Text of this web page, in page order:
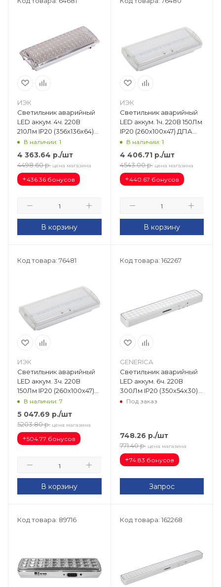
ИЭК
Светильник аварийный
LED аккум. 4ч. 220В
210Лм IP20 (356х136х64)
ДПА 2104 не пост.
LDPA0-2104-60-K01
В наличии: 1
4 363.64 р./шт
4498.60 р. цена магазина
+436.36 бонусов
В корзину
ИЭК
Светильник аварийный
LED аккум. 1ч. 220В 150Лм
IP20 (260х100х47) ДПА
5030-1 пост. LDPA0-5030-
В наличии: 1
4 406.71р./шт
4543.00 р. цена магазина
+440.67 бонусов
В корзину
Код товара: 76481
ИЭК
Светильник аварийный
LED аккум. 3ч. 220В
150Лм IP20 (260х100х47)
ДПА 5030-3 пост. LDPA0-
В наличии: 7
5 047.69 р./шт
5203.80 р. цена магазина
+504.77 бонусов
В корзину
Код товара: 162267
GENERICA
Светильник аварийный
LED аккум. 6ч. 220В
300Лм IP20 (350х54х30)
ДБА 1060 не пост.
Под заказ
748.26 р./шт
771.40 р. цена магазина
+74.83 бонусов
Запрос
Код товара: 89716 Код товара: 162268